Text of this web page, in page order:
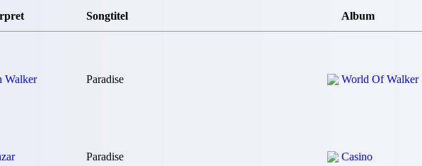
Songtitel Album
Walker Paradise World Of Walker
Paradise Casino